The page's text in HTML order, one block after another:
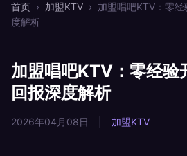
首页 › 加盟KTV › 加盟唱吧KTV：零
度解析
加盟唱吧KTV：零经验
回报深度解析
2026年04月08日 加盟KTV